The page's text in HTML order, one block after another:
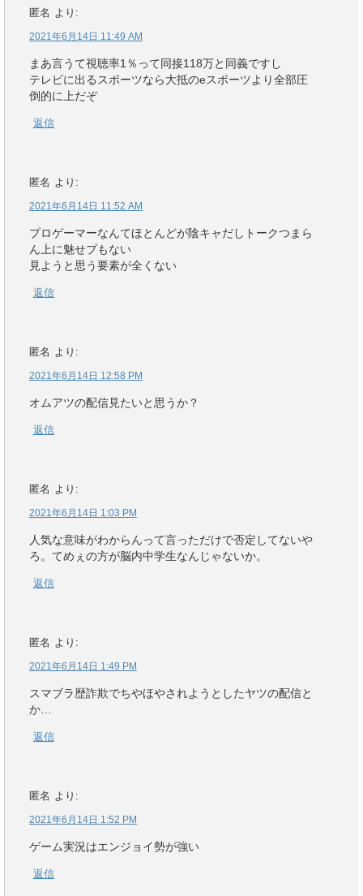
匿名 より:
2021年6月14日 11:49 AM
まあ言うて視聴率1％って同接118万と同義ですし
テレビに出るスポーツなら大抵のeスポーツより全部圧
倒的に上だぞ
返信
匿名 より:
2021年6月14日 11:52 AM
プロゲーマーなんてほとんどが陰キャだしトークつまら
ん上に魅せプもない
見ようと思う要素が全くない
返信
匿名 より:
2021年6月14日 12:58 PM
オムアツの配信見たいと思うか？
返信
匿名 より:
2021年6月14日 1:03 PM
人気な意味がわからんって言っただけで否定してないや
ろ。てめぇの方が脳内中学生なんじゃないか。
返信
匿名 より:
2021年6月14日 1:49 PM
スマブラ歴詐欺でちやほやされようとしたヤツの配信と
か…
返信
匿名 より:
2021年6月14日 1:52 PM
ゲーム実況はエンジョイ勢が強い
返信